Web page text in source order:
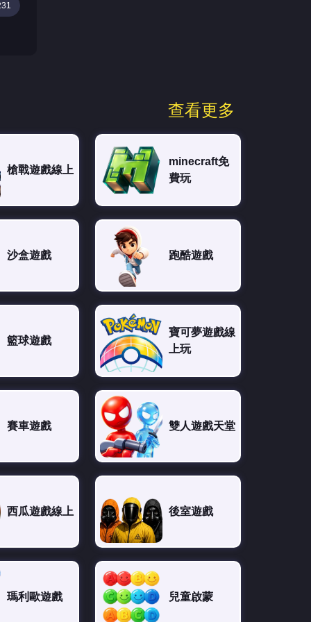
查看更多
槍戰遊戲線上
minecraft免
費玩
沙盒遊戲 跑酷遊戲
籃球遊戲
寶可夢遊戲線
上玩
賽車遊戲 雙人遊戲天堂
西瓜遊戲線上 後室遊戲
瑪利歐遊戲 兒童啟蒙